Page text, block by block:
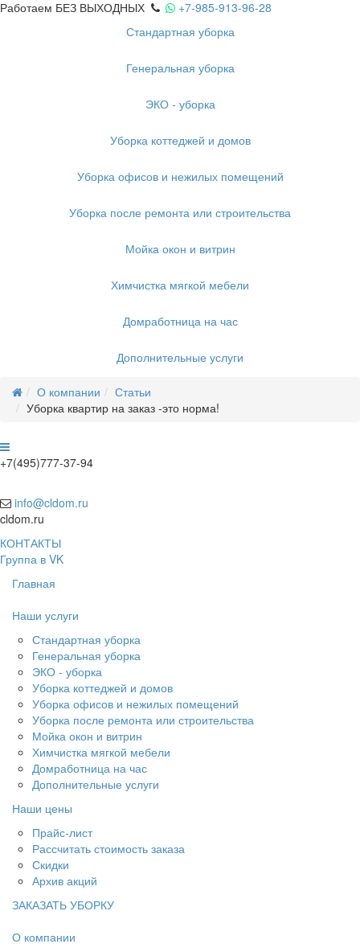
Работаем БЕЗ ВЫХОДНЫХ
+7-985-913-96-28
Стандартная уборка
Генеральная уборка
ЭКО - уборка
Уборка коттеджей и домов
Уборка офисов и нежилых помещений
Уборка после ремонта или строительства
Мойка окон и витрин
Химчистка мягкой мебели
Домработница на час
Дополнительные услуги
О компании
Статьи
Уборка квартир на заказ -это норма!
+7(495)777-37-94
info@cldom.ru
cldom.ru
КОНТАКТЫ
Группа в VK
Главная
Наши услуги
Стандартная уборка
Генеральная уборка
ЭКО - уборка
Уборка коттеджей и домов
Уборка офисов и нежилых помещений
Уборка после ремонта или строительства
Мойка окон и витрин
Химчистка мягкой мебели
Домработница на час
Дополнительные услуги
Наши цены
Прайс-лист
Рассчитать стоимость заказа
Скидки
Архив акций
ЗАКАЗАТЬ УБОРКУ
О компании